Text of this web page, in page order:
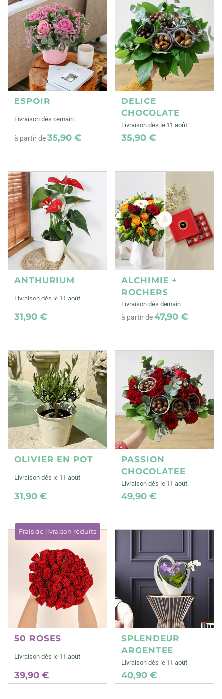
ESPOIR
Livraison dès demain
à partir de35,90 €
DELICE
CHOCOLATE
Livraison dès le 11 août
35,90 €
ANTHURIUM
Livraison dès le 11 août
31,90 €
ALCHIMIE +
ROCHERS
Livraison dès demain
à partir de47,90 €
OLIVIER EN POT
Livraison dès le 11 août
31,90 €
PASSION
CHOCOLATEE
Livraison dès le 11 août
49,90 €
Frais de livraison réduits
50 ROSES
Livraison dès le 11 août
39,90 €
SPLENDEUR
ARGENTEE
Livraison dès le 11 août
40,90 €